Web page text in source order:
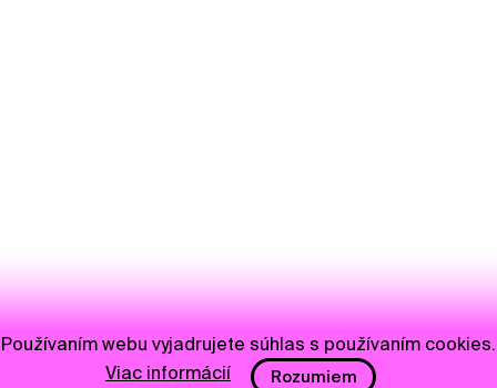
Používaním webu vyjadrujete súhlas s používaním cookies.
Viac informácií
Rozumiem